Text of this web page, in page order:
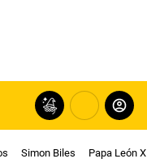
Simon Biles Papa León